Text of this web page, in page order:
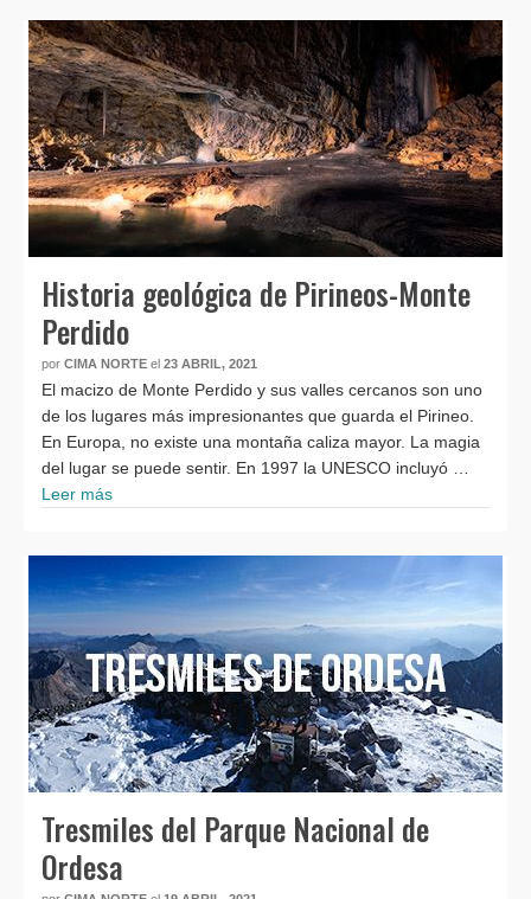
Historia geológica de Pirineos-Monte
Perdido
por CIMA NORTE el 23 ABRIL, 2021
El macizo de Monte Perdido y sus valles cercanos son uno
de los lugares más impresionantes que guarda el Pirineo.
En Europa, no existe una montaña caliza mayor. La magia
del lugar se puede sentir. En 1997 la UNESCO incluyó …
Leer más
Tresmiles del Parque Nacional de
Ordesa